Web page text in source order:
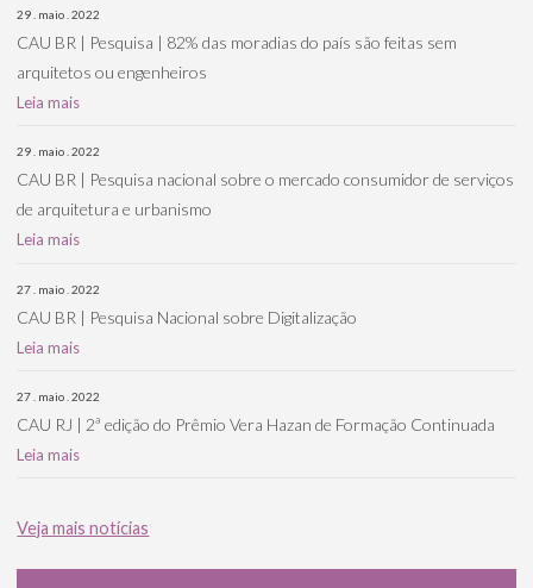
29 . maio . 2022
CAU BR | Pesquisa | 82% das moradias do país são feitas sem
arquitetos ou engenheiros
Leia mais
29 . maio . 2022
CAU BR | Pesquisa nacional sobre o mercado consumidor de serviços
de arquitetura e urbanismo
Leia mais
27 . maio . 2022
CAU BR | Pesquisa Nacional sobre Digitalização
Leia mais
27 . maio . 2022
CAU RJ | 2ª edição do Prêmio Vera Hazan de Formação Continuada
Leia mais
Veja mais notícias